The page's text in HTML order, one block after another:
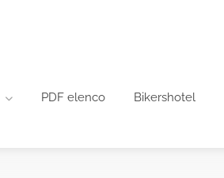
PDF elenco Bikershotel